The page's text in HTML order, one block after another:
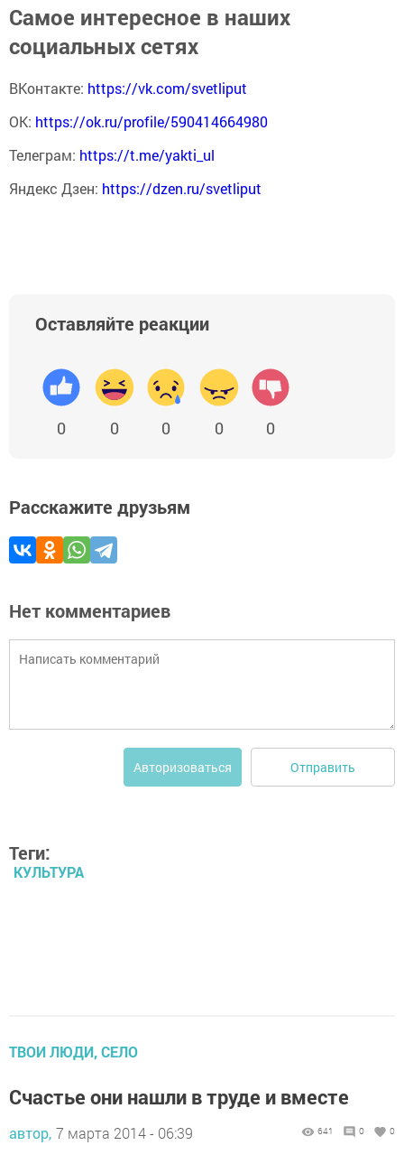
Самое интересное в наших
социальных сетях
ВКонтакте: https://vk.com/svetliput
ОК: https://ok.ru/profile/590414664980
Телеграм: https://t.me/yakti_ul
Яндекс Дзен: https://dzen.ru/svetliput
Оставляйте реакции
0 0 0 0 0
Расскажите друзьям
Нет комментариев
Авторизоваться Отправить
Теги:
КУЛЬТУРА
ТВОИ ЛЮДИ, СЕЛО
Счастье они нашли в труде и вместе
автор, 7 марта 2014 - 06:39 641 0 0